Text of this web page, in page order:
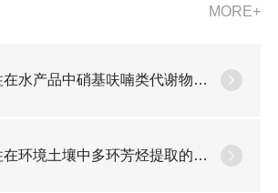
MORE+
产品中硝基呋喃类代谢物检测
境土壤中多环芳烃提取的净化方案